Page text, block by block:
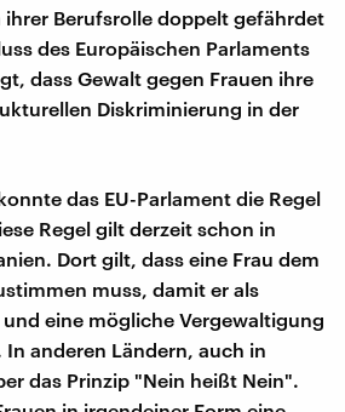
ihrer Berufsrolle doppelt gefährdet
des Europäischen Parlaments
dass Gewalt gegen Frauen ihre
Diskriminierung in der
das EU-Parlament die Regel
Regel gilt derzeit schon in
Dort gilt, dass eine Frau dem
muss, damit er als
eine mögliche Vergewaltigung
anderen Ländern, auch in
das Prinzip "Nein heißt Nein".